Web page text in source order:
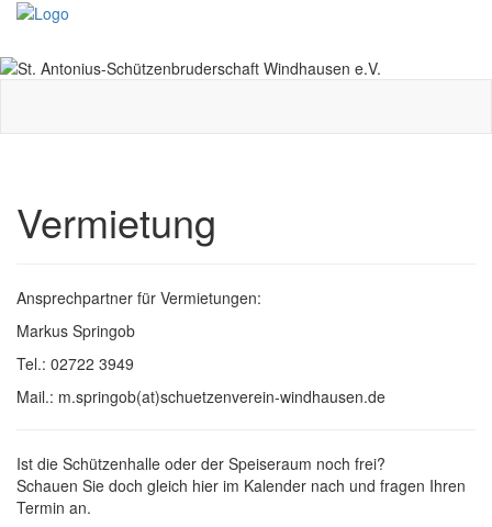
Vermietung
Ansprechpartner für Vermietungen:
Markus Springob
Tel.: 02722 3949
Mail.: m.springob(at)schuetzenverein-windhausen.de
Ist die Schützenhalle oder der Speiseraum noch frei?
Schauen Sie doch gleich hier im Kalender nach und fragen Ihren
Termin an.